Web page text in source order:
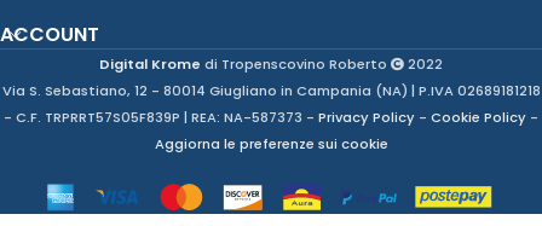
ACCOUNT
Digital Krome di Tropenscovino Roberto
2022
Via S. Sebastiano, 12 - 80014 Giugliano in Campania (NA) | P.IVA 02689181218
- C.F. TRPRRT57S05F839P | REA: NA-587373 - Privacy Policy - Cookie Policy -
Aggiorna le preferenze sui cookie